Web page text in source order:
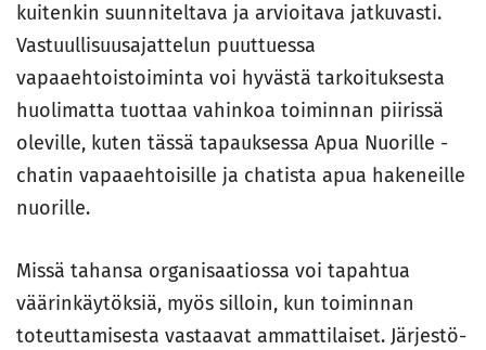
kuitenkin suunniteltava ja arvioitava jatkuvasti.
Vastuullisuusajattelun puuttuessa
vapaaehtoistoiminta voi hyvästä tarkoituksesta
huolimatta tuottaa vahinkoa toiminnan piirissä
oleville, kuten tässä tapauksessa Apua Nuorille -
chatin vapaaehtoisille ja chatista apua hakeneille
nuorille.
Missä tahansa organisaatiossa voi tapahtua
väärinkäytöksiä, myös silloin, kun toiminnan
toteuttamisesta vastaavat ammattilaiset. Järjestö-